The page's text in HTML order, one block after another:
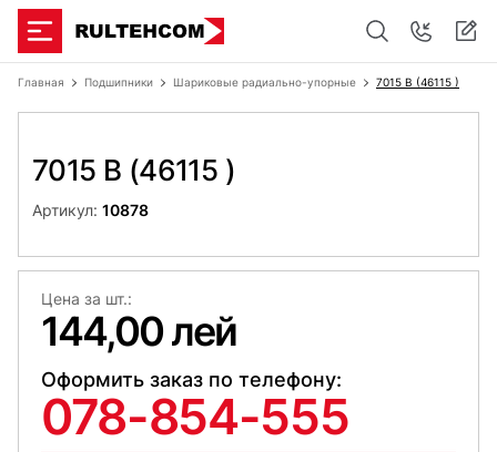
Главная Подшипники Шариковые радиально-упорные 7015 B (46115 )
7015 B (46115 )
Артикул: 10878
Цена за шт.:
144,00 лей
Оформить заказ по телефону:
078-854-555